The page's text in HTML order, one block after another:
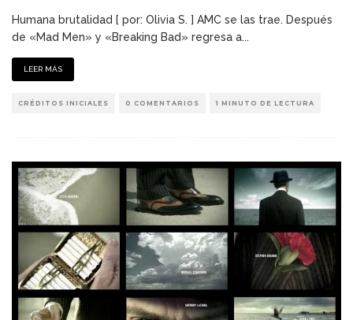
Humana brutalidad [ por: Olivia S. ] AMC se las trae. Después
de «Mad Men» y «Breaking Bad» regresa a...
LEER MÁS
CRÉDITOS INICIALES 0 COMENTARIOS 1 MINUTO DE LECTURA